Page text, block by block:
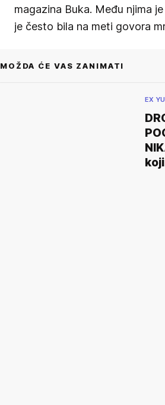
magazina Buka. Među njima je
je često bila na meti govora
MOŽDA ĆE VAS ZANIMATI
EX YU